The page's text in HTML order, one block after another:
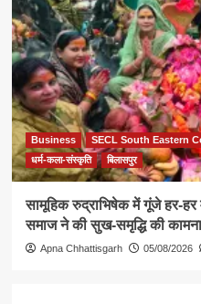
Business SECL South Eastern
धर्म-कला-संस्कृति
बिलासपुर
सामूहिक रुद्राभिषेक में गूंजे हर-
समाज ने की सुख-समृद्धि की कामना
Apna Chhattisgarh 05/08/2026